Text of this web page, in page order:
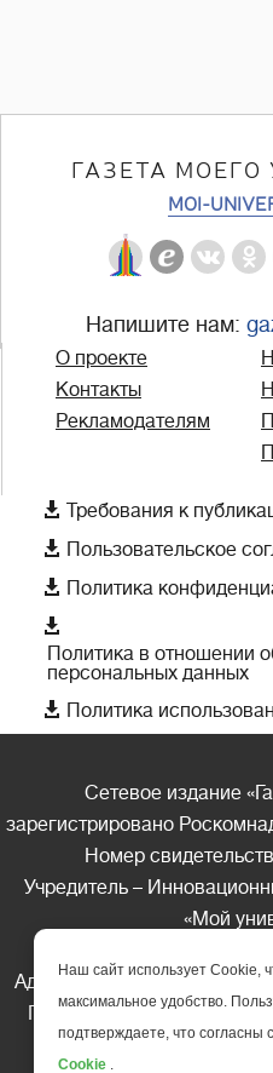
ГАЗЕТА МОЕГО
MOI-
Напишите нам:
О проекте
Контакты
Рекламодателям
 Требования к
 Пользовательское
 Политика

Политика в отношении
персональных данных
 Политика
Сетевое издание
зарегистрировано
Номер
Учредитель –
«Мой
Адрес редакции: 185035
Петрозаводск, ул.
Телефон
Наш сайт использует Cookie,
максимальное удобство.
подтверждаете, что согласны с
Cookie .